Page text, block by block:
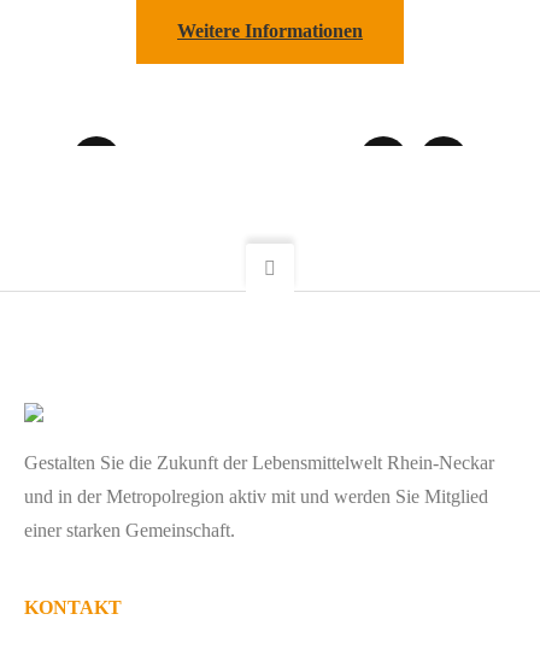
Weitere Informationen
Gestalten Sie die Zukunft der Lebensmittelwelt Rhein-Neckar
und in der Metropolregion aktiv mit und werden Sie Mitglied
einer starken Gemeinschaft.
KONTAKT